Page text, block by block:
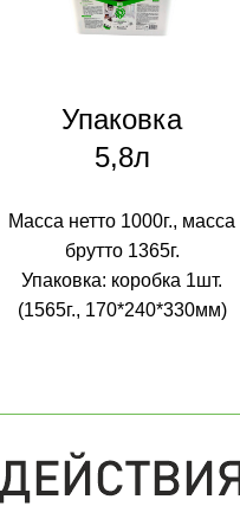
Упаковка
5,8л
Масса нетто 1000г., масса
брутто 1365г.
Упаковка: коробка 1шт.
(1565г., 170*240*330мм)